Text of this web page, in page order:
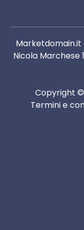
Marketdomain.it
Nicola Marchese
Copyright
Termini e